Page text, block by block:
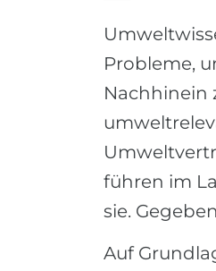
Probleme,
Nachhinein
führen im
sie.
Auf